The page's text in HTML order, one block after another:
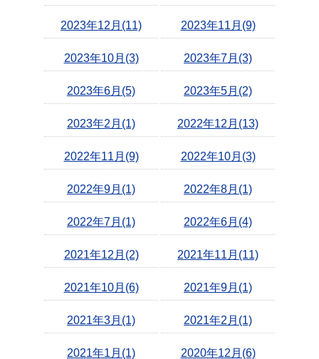
2023年12月(11) 2023年11月(9)
2023年10月(3) 2023年7月(3)
2023年6月(5) 2023年5月(2)
2023年2月(1) 2022年12月(13)
2022年11月(9) 2022年10月(3)
2022年9月(1) 2022年8月(1)
2022年7月(1) 2022年6月(4)
2021年12月(2) 2021年11月(11)
2021年10月(6) 2021年9月(1)
2021年3月(1) 2021年2月(1)
2021年1月(1) 2020年12月(6)